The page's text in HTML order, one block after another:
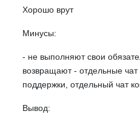
Хорошо врут
Минусы:
- не выполняют свои
возвращают - отдельные
поддержки, отдельный чат
Вывод: